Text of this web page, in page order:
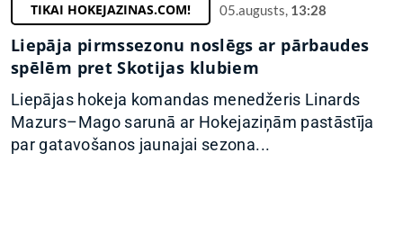
TIKAI HOKEJAZINAS.COM! 05.augusts, 13:28
Liepāja pirmssezonu noslēgs ar pārbaudes
spēlēm pret Skotijas klubiem
Liepājas hokeja komandas menedžeris Linards
Mazurs–Mago sarunā ar Hokejaziņām pastāstīja
par gatavošanos jaunajai sezona...